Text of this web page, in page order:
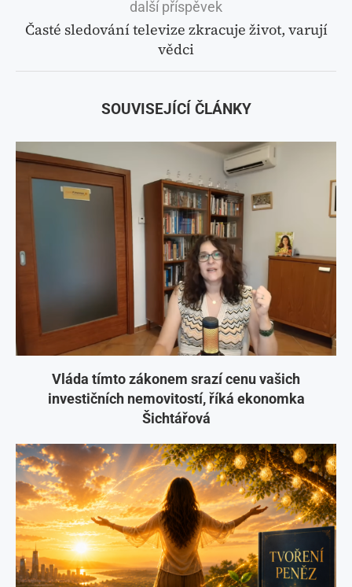
další příspěvek
Časté sledování televize zkracuje život, varují
vědci
SOUVISEJÍCÍ ČLÁNKY
Vláda tímto zákonem srazí cenu vašich
investičních nemovitostí, říká ekonomka
Šichtářová